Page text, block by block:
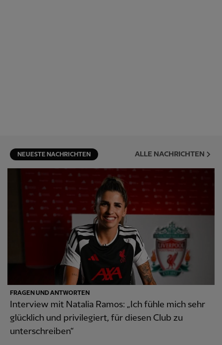
NEUESTE NACHRICHTEN ALLE NACHRICHTEN
FRAGEN UND ANTWORTEN
Interview mit Natalia Ramos: „Ich fühle mich sehr
glücklich und privilegiert, für diesen Club zu
unterschreiben“